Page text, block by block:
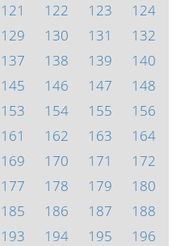
121 122 123
124
129 130 131
132
137 138 139
140
145 146 147
148
153 154 155
156
161 162 163
164
169 170 171
172
177 178 179
180
185 186 187
188
193 194 195
196